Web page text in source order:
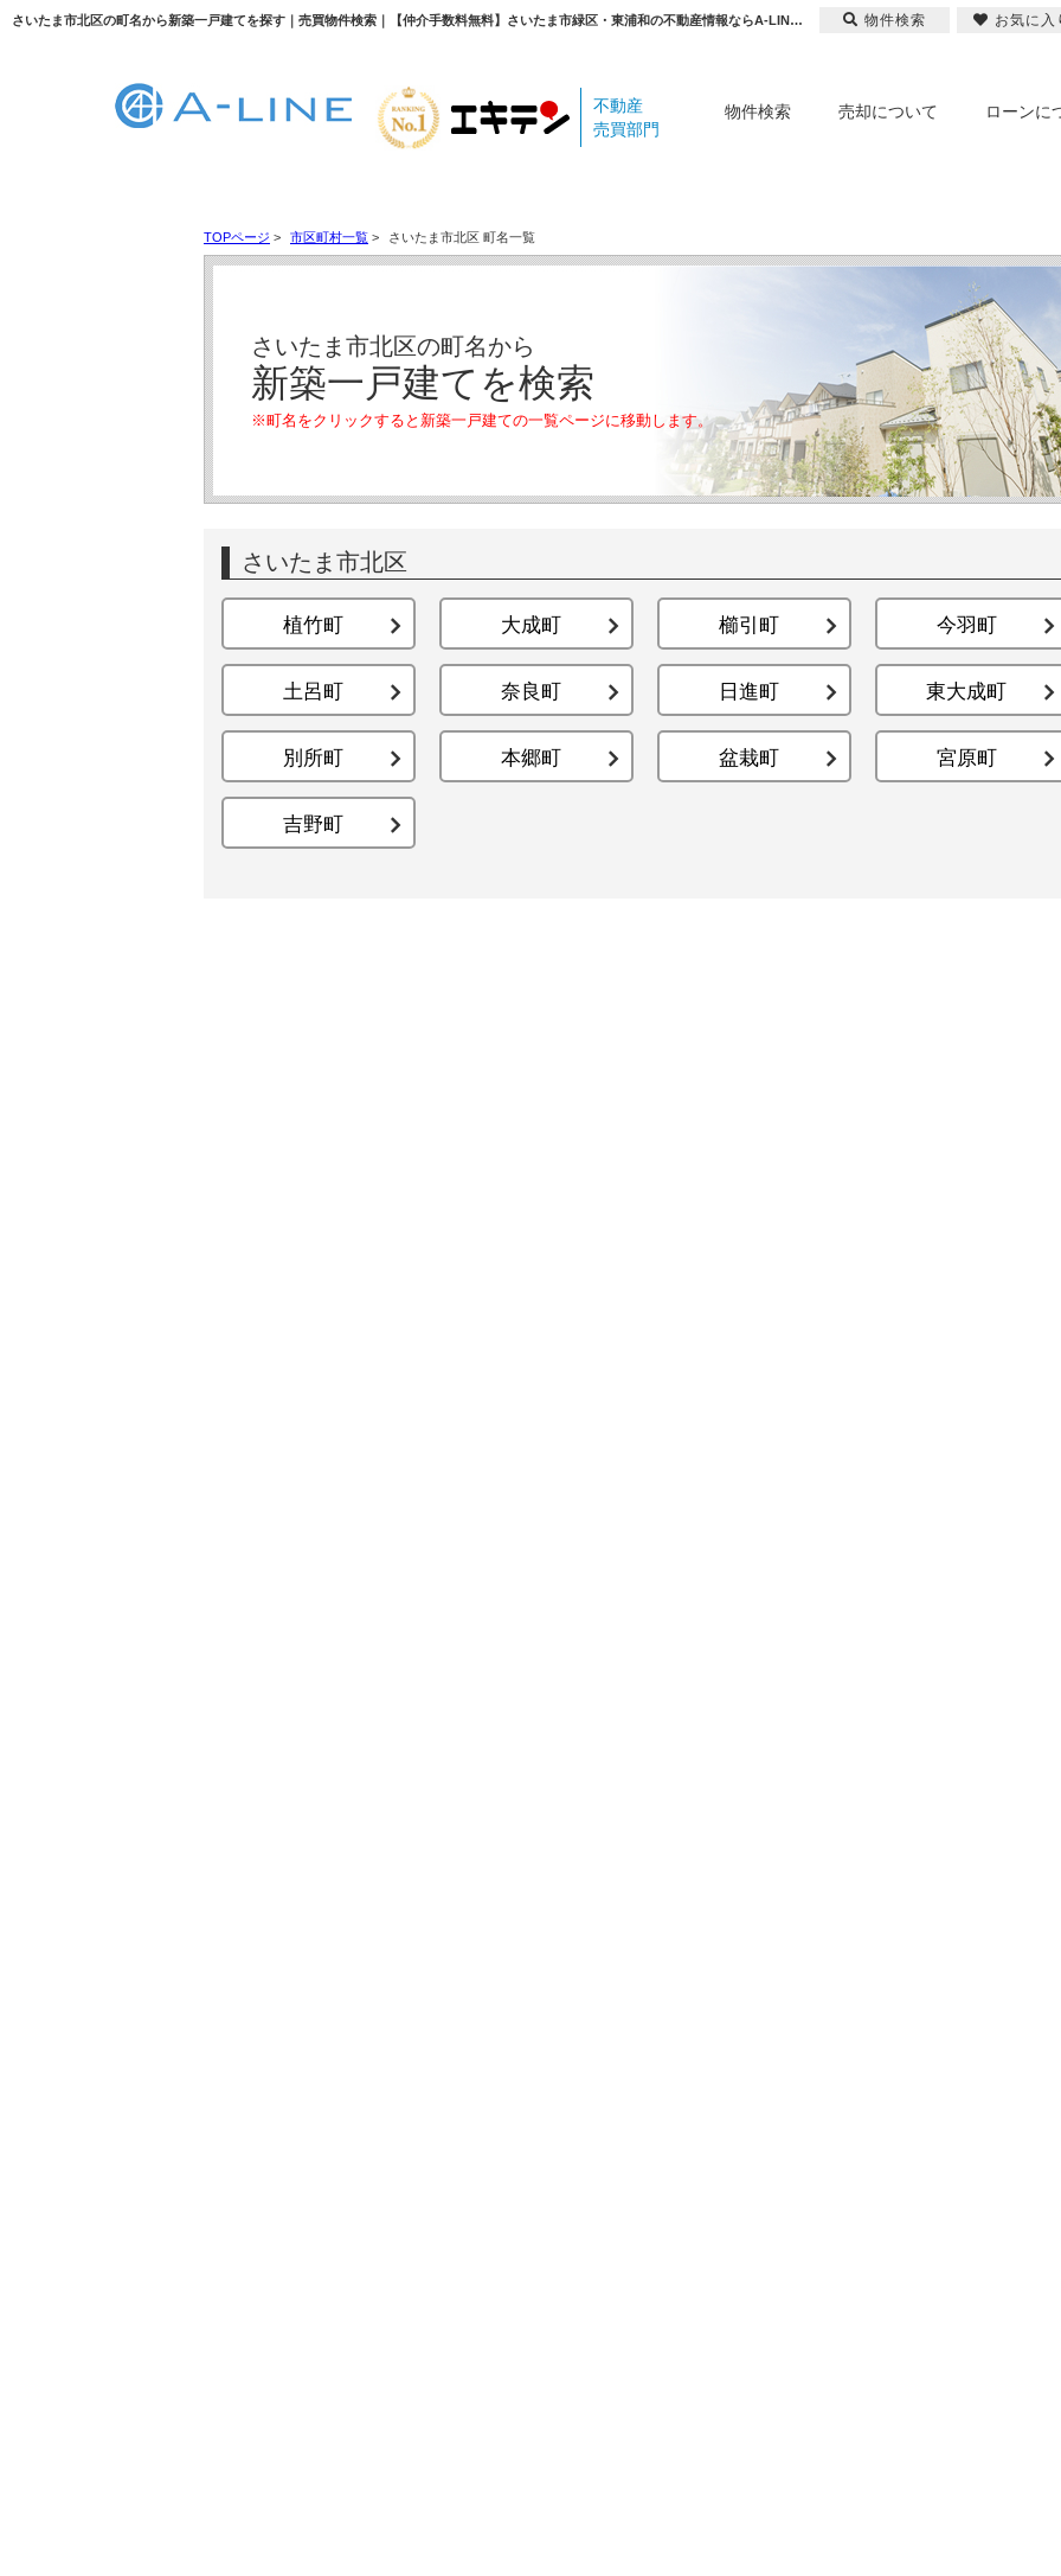
さいたま市北区の町名から新築一戸建てを探す｜売買物件検索｜【仲介手数料無料】さいたま市緑区・東浦和の不動産情報ならA-LINE(エーライン)
不動産
売買部門
物件検索 売却について ローンに
TOPページ > 市区町村一覧 > さいたま市北区 町名一覧
さいたま市北区の町名から
新築一戸建てを検索
※町名をクリックすると新築一戸建ての一覧ページに移動します。
さいたま市北区
植竹町 大成町 櫛引町 今羽町
土呂町 奈良町 日進町 東大成町
別所町 本郷町 盆栽町 宮原町
吉野町
物件検索 お気に入